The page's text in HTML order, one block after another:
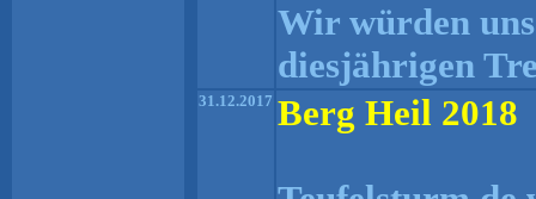
Wir würden
diesjährigen
31.12.2017 Berg Heil 2018